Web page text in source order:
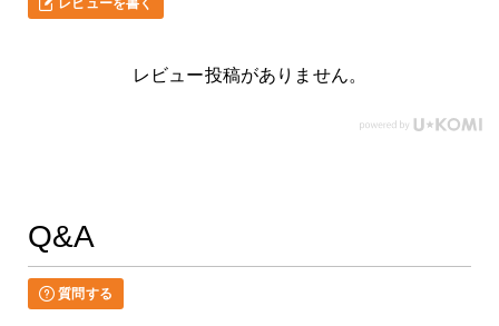
レビューを書く
レビュー投稿がありません。
Q&A
質問する